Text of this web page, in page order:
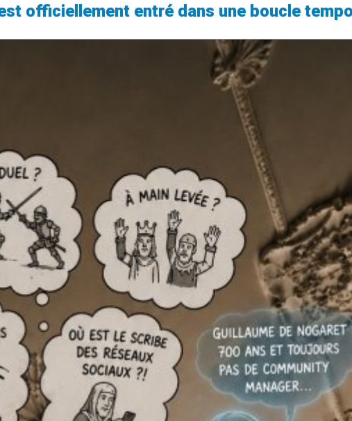
officiellement entré dans une boucle